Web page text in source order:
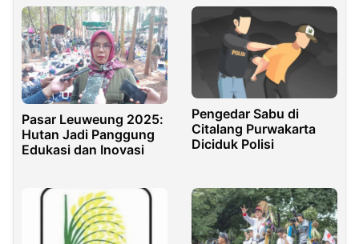
Pasar Leuweung 2025:
Hutan Jadi Panggung
Edukasi dan Inovasi
Pengedar Sabu di
Citalang Purwakarta
Diciduk Polisi